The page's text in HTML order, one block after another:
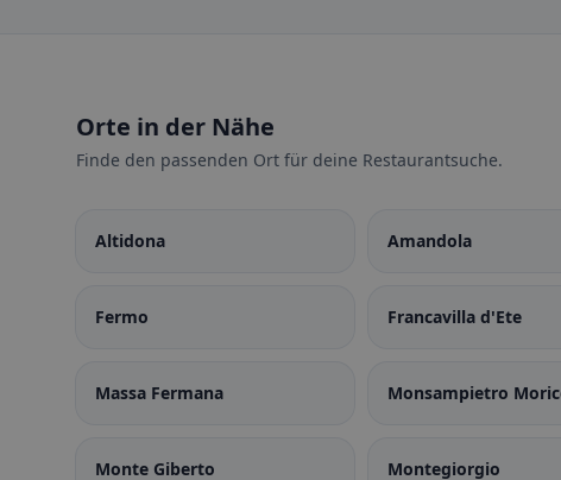
Orte in der Nähe
Finde den passenden Ort für deine Restaurantsuche.
Altidona Amandola
Fermo Francavilla d'Ete
Massa Fermana Monsampietro
Monte Giberto Montegiorgio